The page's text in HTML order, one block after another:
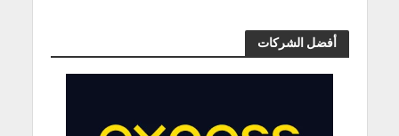
أفضل الشركات